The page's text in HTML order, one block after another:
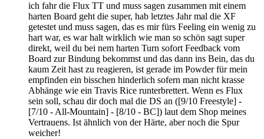
ich fahr die Flux TT und muss sagen zusammen mit einem
harten Board geht die super, hab letztes Jahr mal die XF
getestet und muss sagen, das es mir fürs Feeling ein wenig zu
hart war, es war halt wirklich wie man so schön sagt super
direkt, weil du bei nem harten Turn sofort Feedback vom
Board zur Bindung bekommst und das dann ins Bein, das du
kaum Zeit hast zu reagieren, ist gerade im Powder für mein
empfinden ein bisschen hinderlich sofern man nicht krasse
Abhänge wie ein Travis Rice runterbrettert. Wenn es Flux
sein soll, schau dir doch mal die DS an ([9/10 Freestyle] -
[7/10 - All-Mountain] - [8/10 - BC]) laut dem Shop meines
Vertrauens. Ist ähnlich von der Härte, aber noch die Spur
weicher!